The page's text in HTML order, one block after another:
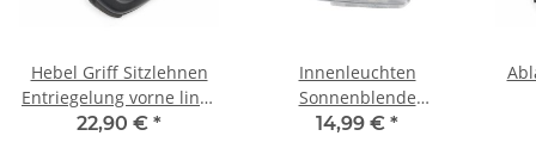
Hebel Griff Sitzlehnen
Entriegelung vorne links
Audi A5 8T 8T0881633A-
22,90 € *
Innenleuchten
Sonnenblende
4D0947105A Audi A2 A3
14,99 € *